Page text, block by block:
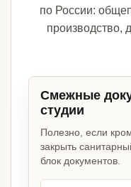
по России:
производство,
Смежные
студии
Полезно, если
закрыть
блок документов.